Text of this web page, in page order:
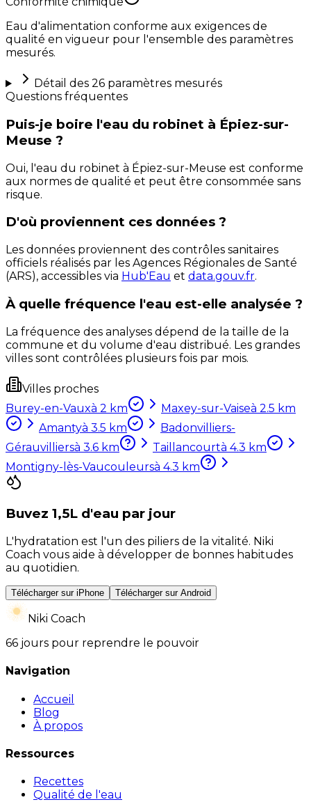
Eau d'alimentation conforme aux exigences de
qualité en vigueur pour l'ensemble des paramètres
mesurés.
Détail des 26paramètres mesurés
Questions fréquentes
Puis-je boire l'eau du robinet à Épiez-sur-
Meuse ?
Oui, l'eau du robinet à Épiez-sur-Meuse est conforme
aux normes de qualité et peut être consommée sans
risque.
D'où proviennent ces données ?
Les données proviennent des contrôles sanitaires
officiels réalisés par les Agences Régionales de Santé
(ARS), accessibles via Hub'Eau et data.gouv.fr.
À quelle fréquence l'eau est-elle analysée ?
La fréquence des analyses dépend de la taille de la
commune et du volume d'eau distribué. Les grandes
villes sont contrôlées plusieurs fois par mois.
Villes proches
Burey-en-Vauxà 2 km Maxey-sur-Vaiseà 2.5 km
Amantyà 3.5 km
Badonvilliers-
Gérauvilliersà 3.6 km Taillancourtà 4.3 km
Montigny-lès-Vaucouleursà 4.3 km
Buvez 1,5L d'eau par jour
L'hydratation est l'un des piliers de la vitalité. Niki
Coach vous aide à développer de bonnes habitudes
au quotidien.
Télécharger sur iPhone Télécharger sur Android
Niki Coach
66 jours pour reprendre le pouvoir
Navigation
Accueil
Blog
À propos
Ressources
Recettes
Qualité de l'eau